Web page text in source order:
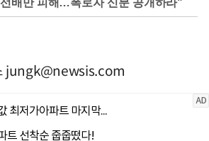
배만 피해…폭로자 신분 공개하라"
jungk@newsis.com